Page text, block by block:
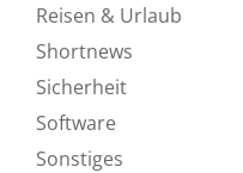
Reisen & Urlaub
Shortnews
Sicherheit
Software
Sonstiges